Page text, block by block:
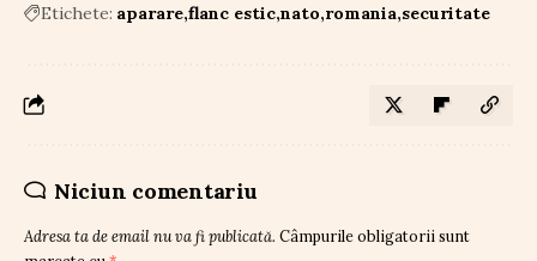
Etichete: aparare flanc estic nato romania securitate
Niciun comentariu
Adresa ta de email nu va fi publicată. Câmpurile obligatorii sunt